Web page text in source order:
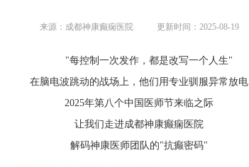
来源：成都神康癫痫医院 更新时间：2025-08-19
"每控制一次发作，都是改写一个人生"
在脑电波跳动的战场上，他们用专业驯服异常放电
2025年第八个中国医师节来临之际
让我们走进成都神康癫痫医院
解码神康医师团队的"抗癫密码"